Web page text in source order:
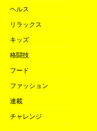
ヘルス
リラックス
キッズ
格闘技
フード
ファッション
連載
チャレンジ